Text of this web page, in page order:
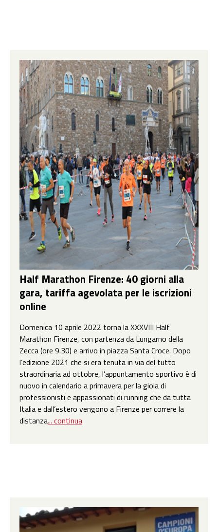
Half Marathon Firenze: 40 giorni alla
gara, tariffa agevolata per le iscrizioni
online
Domenica 10 aprile 2022 torna la XXXVIII Half
Marathon Firenze, con partenza da Lungarno della
Zecca (ore 9.30) e arrivo in piazza Santa Croce. Dopo
l’edizione 2021 che si era tenuta in via del tutto
straordinaria ad ottobre, l’appuntamento sportivo è di
nuovo in calendario a primavera per la gioia di
professionisti e appassionati di running che da tutta
Italia e dall’estero vengono a Firenze per correre la
distanza... continua